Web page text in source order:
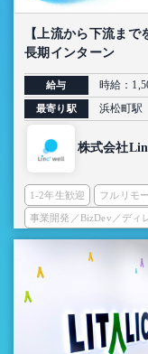
【上流から下流ま
長期インターン
給与 時給：
最寄り駅 浜松町駅
株式会社
1-2年生歓迎 フルリモ
事業開発／BizDev／ディ